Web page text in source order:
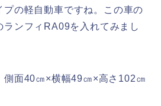
プの軽自動車ですね。この車の
ランフィRA09を入れてみまし
側面40㎝×横幅49㎝×高さ102㎝